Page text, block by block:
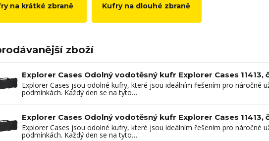
na krátké zbraně Kufry na dlouhé zbraně
zboží
Explorer Cases Odolný vodotěsný kufr Explorer Cases 11413,
Explorer Cases jsou odolné kufry, které jsou ideálním řešením pro náročné
podmínkách. Každý den se na tyto…
Explorer Cases Odolný vodotěsný kufr Explorer Cases 11413,
Explorer Cases jsou odolné kufry, které jsou ideálním řešením pro náročné
podmínkách. Každý den se na tyto…